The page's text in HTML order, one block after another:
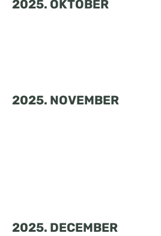
2025. OKTÓBER
2025. NOVEMBER
2025. DECEMBER